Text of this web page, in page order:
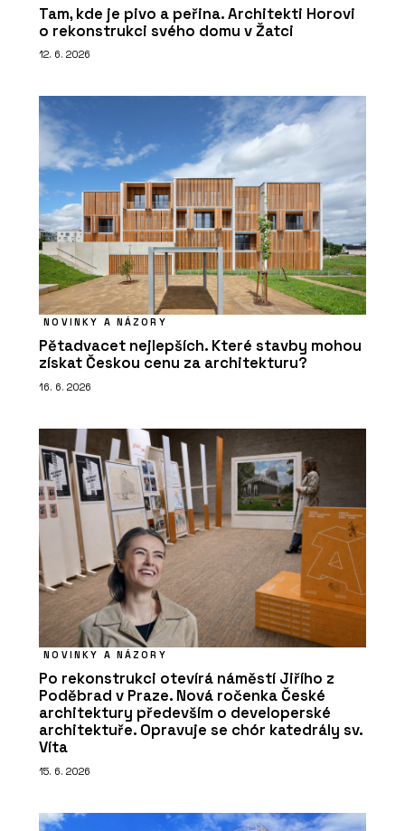
Tam, kde je pivo a peřina. Architekti Horovi
o rekonstrukci svého domu v Žatci
12. 6. 2026
NOVINKY A NÁZORY
Pětadvacet nejlepších. Které stavby mohou
získat Českou cenu za architekturu?
16. 6. 2026
NOVINKY A NÁZORY
Po rekonstrukci otevírá náměstí Jiřího z
Poděbrad v Praze. Nová ročenka České
architektury především o developerské
architektuře. Opravuje se chór katedrály sv.
Víta
15. 6. 2026